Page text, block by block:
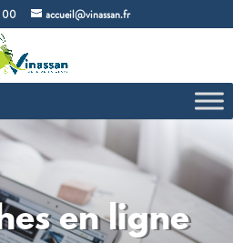
00 accueil@vinassan.fr
en ligne